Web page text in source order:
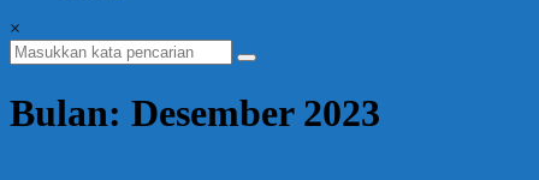
×
Bulan: Desember 2023